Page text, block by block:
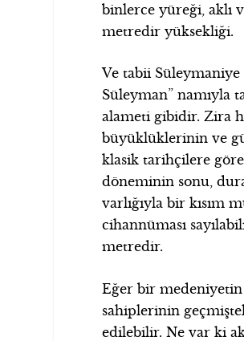
binlerce yüreği, aklı
metredir yüksekliği.
Ve tabii Süleymaniye
Süleyman” namıyla
alameti gibidir. Zira
büyüklüklerinin ve
klasik tarihçilere
döneminin sonu,
varlığıyla bir kısım
cihannüması
metredir.
Eğer bir medeniyetin
sahiplerinin
edilebilir. Ne var ki